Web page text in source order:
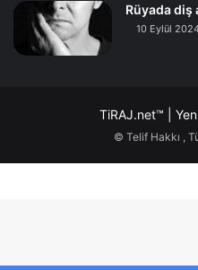
Rüyada diş
10 Eylül
TiRAJ.net™ |
© Telif Hakkı ,